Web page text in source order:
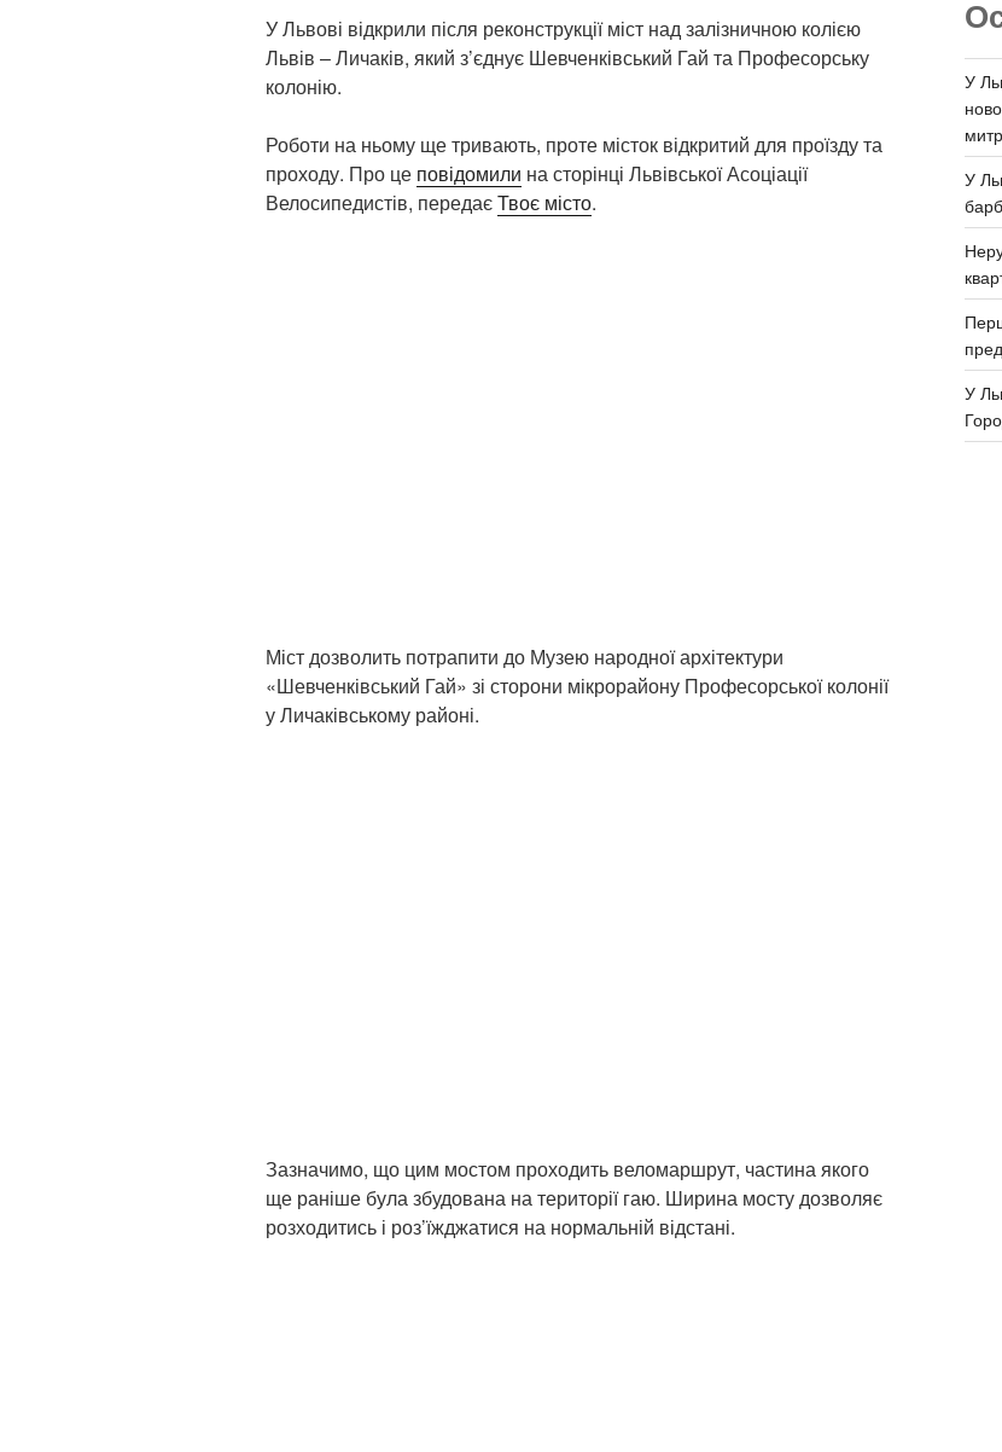
У Львові відкрили після реконструкції міст над залізничною колією
Львів – Личаків, який з’єднує Шевченківський Гай та Професорську
колонію.
Роботи на ньому ще тривають, проте місток відкритий для проїзду та
проходу. Про це повідомили на сторінці Львівської Асоціації
Велосипедистів, передаєТвоє місто.
Міст дозволить потрапити до Музею народної архітектури
«Шевченківський Гай» зі сторони мікрорайону Професорської колонії
у Личаківському районі.
Зазначимо, що цим мостом проходить веломаршрут, частина якого
ще раніше була збудована на території гаю. Ширина мосту дозволяє
розходитись і роз’їжджатися на нормальній відстані.
У
У
У